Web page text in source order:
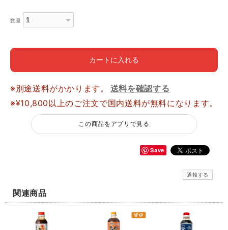
数量
カートに入れる
※別途送料がかかります。
送料を確認する
※¥10,800以上のご注文で国内送料が無料になります。
この商品をアプリで見る
Save
通報する
関連商品